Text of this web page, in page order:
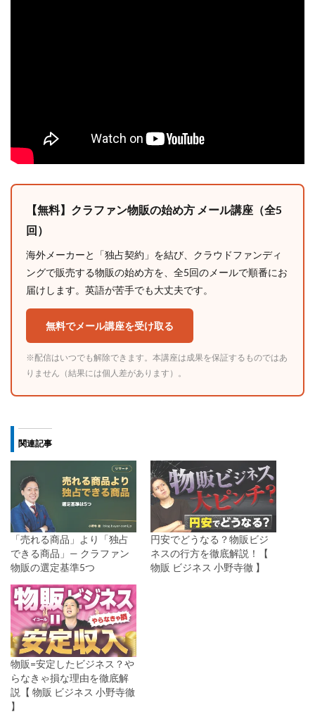
【無料】クラファン物販の始め方 メール講座（全5
回）
海外メーカーと「独占契約」を結び、クラウドファンディ
ングで販売する物販の始め方を、全5回のメールで順番にお
届けします。英語が苦手でも大丈夫です。
無料でメール講座を受け取る
※配信はいつでも解除できます。本講座は成果を保証するものではあ
りません（結果には個人差があります）。
関連記事
「売れる商品」より「独占
できる商品」— クラファン
物販の選定基準5つ
円安でどうなる？物販ビジ
ネスの行方を徹底解説！【
物販 ビジネス 小野寺徹 】
物販=安定したビジネス？や
らなきゃ損な理由を徹底解
説【 物販 ビジネス 小野寺徹
】